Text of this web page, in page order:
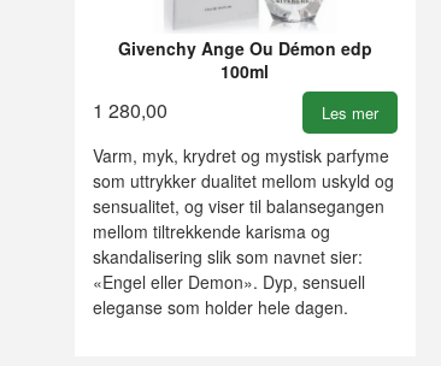
Givenchy Ange Ou Démon edp
100ml
1 280,00 Les mer
Varm, myk, krydret og mystisk parfyme
som uttrykker dualitet mellom uskyld og
sensualitet, og viser til balansegangen
mellom tiltrekkende karisma og
skandalisering slik som navnet sier:
«Engel eller Demon». Dyp, sensuell
eleganse som holder hele dagen.